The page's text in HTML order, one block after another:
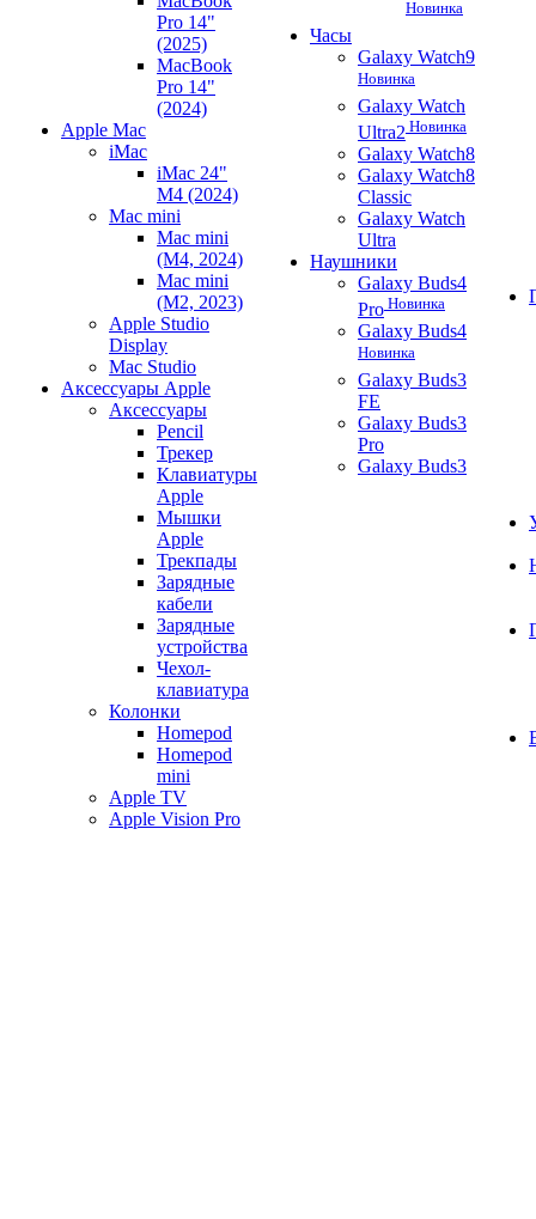
Pro 14"
(2025)
MacBook
Pro 14"
(2024)
Apple Mac
iMac
iMac 24"
M4 (2024)
Mac mini
Mac mini
(M4, 2024)
Mac mini
(M2, 2023)
Apple Studio
Display
Mac Studio
Аксессуары Apple
Аксессуары
Pencil
Трекер
Клавиатуры
Apple
Мышки
Apple
Трекпады
Зарядные
кабели
Зарядные
устройства
Чехол-
клавиатура
Колонки
Homepod
Homepod
mini
Apple TV
Apple Vision Pro
Новинка
Часы
Galaxy Watch9
Новинка
Galaxy Watch
Ultra2 Новинка
Galaxy Watch8
Galaxy Watch8
Classic
Galaxy Watch
Ultra
Наушники
Galaxy Buds4
Pro Новинка
Galaxy Buds4
Новинка
Galaxy Buds3
FE
Galaxy Buds3
Pro
Galaxy Buds3